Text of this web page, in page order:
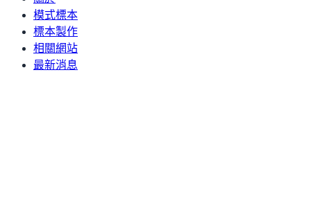
模式標本
標本製作
相關網站
最新消息